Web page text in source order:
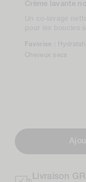
Crème lavante
Favorise :
Cheveux secs
Livraison